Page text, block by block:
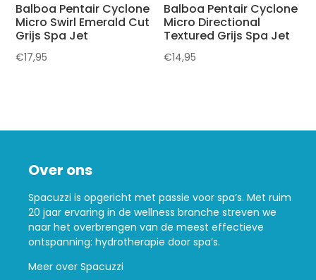
Balboa Pentair Cyclone
Micro Swirl Emerald Cut
Grijs Spa Jet
€17,95
Balboa Pentair Cyclone
Micro Directional
Textured Grijs Spa Jet
€14,95
Over ons
Spacuzzi is opgericht met passie voor spa’s. Met ruim
20 jaar ervaring in de wellness branche streven we
naar het overbrengen van de meest effectieve
ontspanning: hydrotherapie door spa’s.
Meer over Spacuzzi